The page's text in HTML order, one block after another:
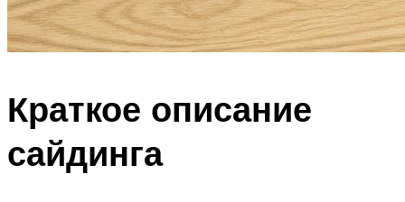
Краткое описание
сайдинга